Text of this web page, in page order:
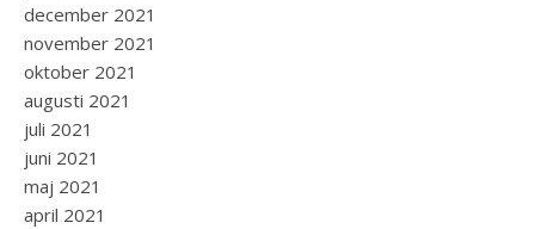
december 2021
november 2021
oktober 2021
augusti 2021
juli 2021
juni 2021
maj 2021
april 2021